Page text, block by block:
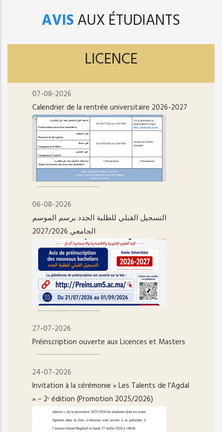
AVISAUX ÉTUDIANTS
LICENCE
07-08-2026
Calendrier de la rentrée universitaire 2026-2027
06-08-2026
التسجيل القبلي للطلبة الجدد برسم الموسم
الجامعي 2027/2026
27-07-2026
Préinscription ouverte aux Licences et Masters
24-07-2026
Invitation à la cérémonie « Les Talents de l’Agdal
» – 2ᵉ édition (Promotion 2025/2026)